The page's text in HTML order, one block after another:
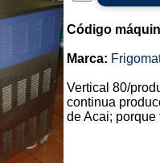
Código
Marca:
Vertical 80/
continua
de Acai; porque